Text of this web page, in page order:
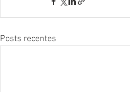
Posts recentes